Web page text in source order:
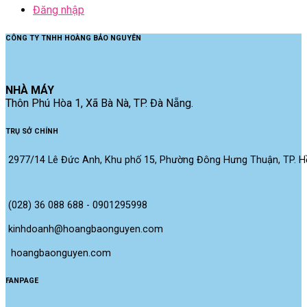
Đăng nhập
CÔNG TY TNHH HOÀNG BẢO NGUYÊN
NHÀ MÁY
Thôn Phú Hòa 1, Xã Bà Nà, TP. Đà Nẵng.
TRỤ SỞ CHÍNH
2977/14 Lê Đức Anh, Khu phố 15, Phường Đông Hưng Thuận, TP.
(028) 36 088 688 - 0901295998
kinhdoanh@hoangbaonguyen.com
hoangbaonguyen.com
FANPAGE